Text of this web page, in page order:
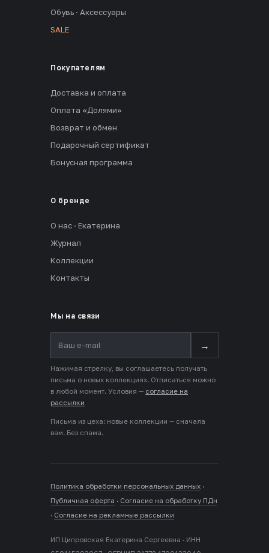
Обувь · Аксессуары
SALE
Покупателям
Доставка и оплата
Оплата «Долями»
Возврат и обмен
Подарочный сертификат
Бонусная программа
О бренде
О нас · Екатерина
Журнал
Коллекции
Контакты
Мы на связи
→
Нажимая стрелку, вы соглашаетесь получать
письма о новых коллекциях. Отписаться можно
в любой момент. Условия — согласие на
рассылки
Письма из цеха: новые коллекции — сначала
вам. Без спама.
Политика обработки персональных данных ·
Публичная оферта · Согласие на обработку ПДн
· Согласие на рекламные рассылки
ИП Ципровская Екатерина Сергеевна · ИНН